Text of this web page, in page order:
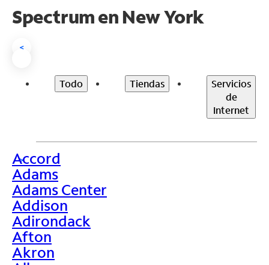
Spectrum en New York
<
Todo Tiendas
Servicios
de
Internet
>
Accord
Adams
Adams Center
Addison
Adirondack
Afton
Akron